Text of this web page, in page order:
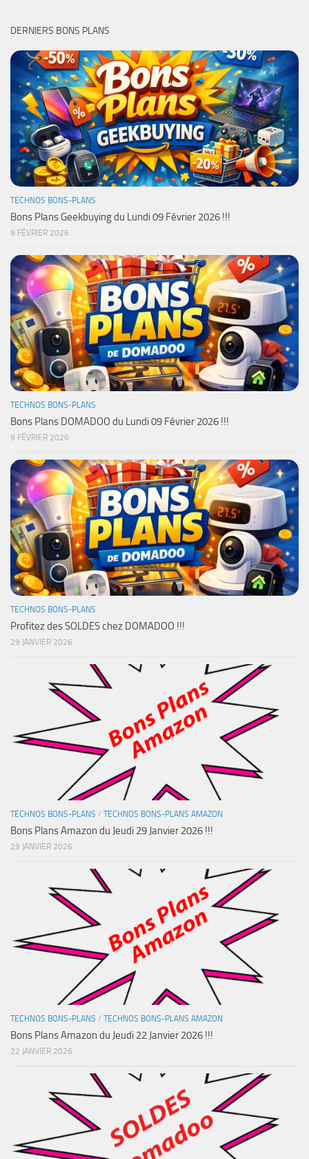
DERNIERS BONS PLANS
TECHNOS BONS-PLANS
Bons Plans Geekbuying du Lundi 09 Février 2026 !!!
9 FÉVRIER 2026
TECHNOS BONS-PLANS
Bons Plans DOMADOO du Lundi 09 Février 2026 !!!
9 FÉVRIER 2026
TECHNOS BONS-PLANS
Profitez des SOLDES chez DOMADOO !!!
29 JANVIER 2026
TECHNOS BONS-PLANS / TECHNOS BONS-PLANS AMAZON
Bons Plans Amazon du Jeudi 29 Janvier 2026 !!!
29 JANVIER 2026
TECHNOS BONS-PLANS / TECHNOS BONS-PLANS AMAZON
Bons Plans Amazon du Jeudi 22 Janvier 2026 !!!
22 JANVIER 2026